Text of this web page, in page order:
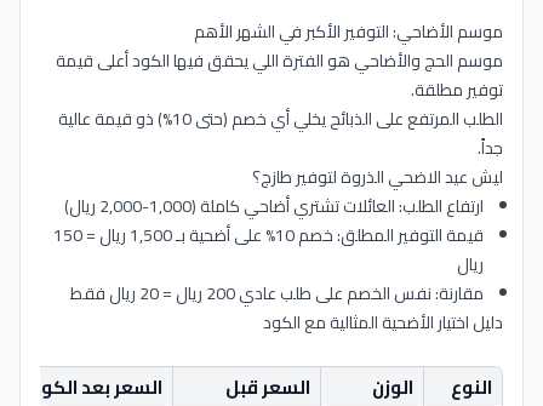
موسم الأضاحي: التوفير الأكبر في الشهر الأهم
موسم الحج والأضاحي هو الفترة اللي يحقق فيها الكود أعلى قيمة
توفير مطلقة.
الطلب المرتفع على الذبائح يخلي أي خصم (حتى 10%) ذو قيمة عالية
جداً.
ليش عيد الاضحي الذروة لتوفير طازج؟
ارتفاع الطلب: العائلات تشتري أضاحي كاملة (1,000-2,000 ريال)
قيمة التوفير المطلق: خصم 10% على أضحية بـ 1,500 ريال = 150
ريال
مقارنة: نفس الخصم على طلب عادي 200 ريال = 20 ريال فقط
دليل اختيار الأضحية المثالية مع الكود
النوع الوزن السعر قبل السعر بعد الكود